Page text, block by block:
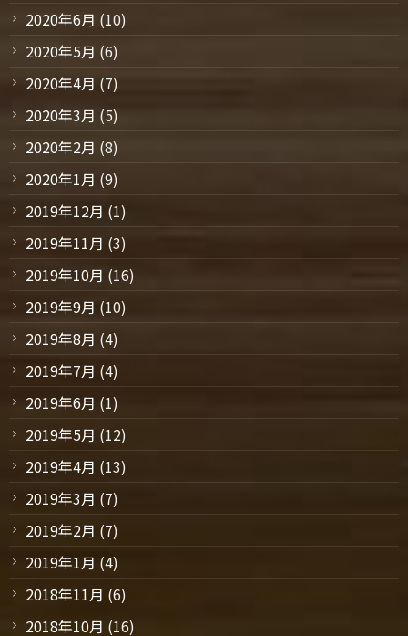
2020年6月 (10)
2020年5月 (6)
2020年4月 (7)
2020年3月 (5)
2020年2月 (8)
2020年1月 (9)
2019年12月 (1)
2019年11月 (3)
2019年10月 (16)
2019年9月 (10)
2019年8月 (4)
2019年7月 (4)
2019年6月 (1)
2019年5月 (12)
2019年4月 (13)
2019年3月 (7)
2019年2月 (7)
2019年1月 (4)
2018年11月 (6)
2018年10月 (16)